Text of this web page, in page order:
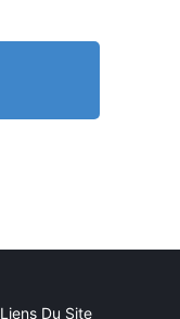
Liens Du Site